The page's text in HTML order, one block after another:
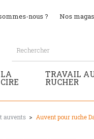
nous ? Nos
LA
CIRE
TRAVAIL
RUCHER
auvents Auvent pour ruche